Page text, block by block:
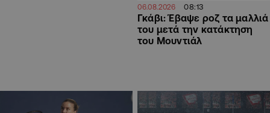
06.08.2026 08:13
Γκάβι: Έβαψε ροζ τα μαλλιά
του μετά την κατάκτηση
του Μουντιάλ